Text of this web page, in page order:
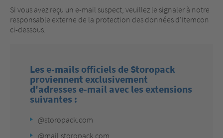
Si vous avez reçu un e-mail suspect, veuillez le signaler à notre
responsable externe de la protection des données d'Itemcon
ci-dessous.
Les e-mails officiels de Storopack
proviennent exclusivement
d'adresses e-mail avec les extensions
suivantes :
@storopack.com
@mail.storopack.com